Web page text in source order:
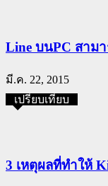
Line บนPC สาม
มี.ค. 22, 2015
เปรียบเทียบ
3 เหตุผลที่ทำให้